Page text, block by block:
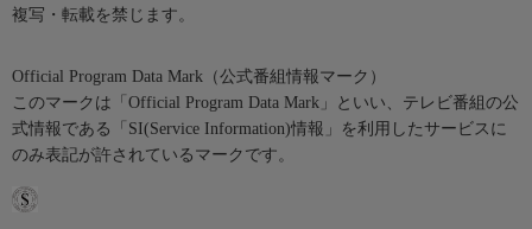
複写・転載を禁じます。
Official Program Data Mark（公式番組情報マーク）
このマークは「Official Program Data Mark」といい、テレビ番組の公
式情報である「SI(Service Information)情報」を利用したサービスに
のみ表記が許されているマークです。